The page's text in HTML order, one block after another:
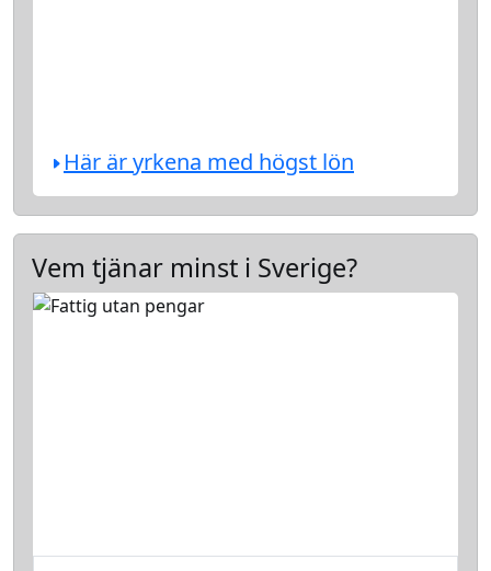
Här är yrkena med högst lön
Vem tjänar minst i Sverige?